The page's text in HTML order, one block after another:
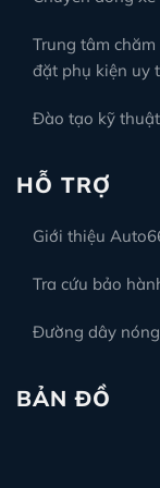
Trung tâm
đặt phụ kiện uy
Đào tạo kỹ
HỖ TRỢ
Giới thiệu
Tra cứu bảo
Đường dây
BẢN ĐỒ